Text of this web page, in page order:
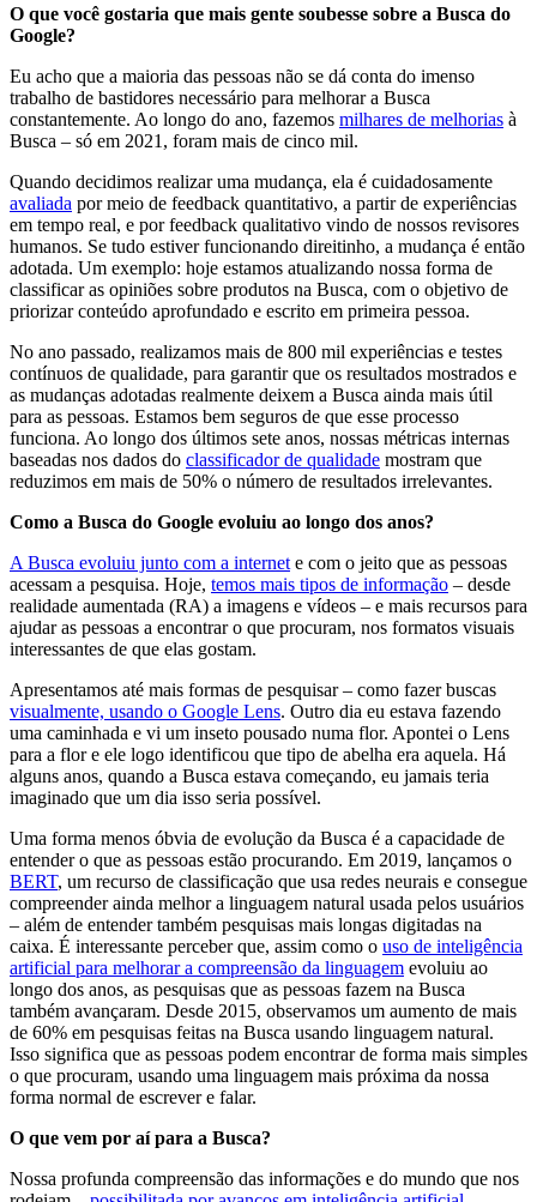
O que você gostaria que mais gente soubesse sobre a Busca do
Google?
Eu acho que a maioria das pessoas não se dá conta do imenso
trabalho de bastidores necessário para melhorar a Busca
constantemente. Ao longo do ano, fazemos milhares de melhorias à
Busca – só em 2021, foram mais de cinco mil.
Quando decidimos realizar uma mudança, ela é cuidadosamente
avaliada por meio de feedback quantitativo, a partir de experiências
em tempo real, e por feedback qualitativo vindo de nossos revisores
humanos. Se tudo estiver funcionando direitinho, a mudança é então
adotada. Um exemplo: hoje estamos atualizando nossa forma de
classificar as opiniões sobre produtos na Busca, com o objetivo de
priorizar conteúdo aprofundado e escrito em primeira pessoa.
No ano passado, realizamos mais de 800 mil experiências e testes
contínuos de qualidade, para garantir que os resultados mostrados e
as mudanças adotadas realmente deixem a Busca ainda mais útil
para as pessoas. Estamos bem seguros de que esse processo
funciona. Ao longo dos últimos sete anos, nossas métricas internas
baseadas nos dados do classificador de qualidade mostram que
reduzimos em mais de 50% o número de resultados irrelevantes.
Como a Busca do Google evoluiu ao longo dos anos?
A Busca evoluiu junto com a internet e com o jeito que as pessoas
acessam a pesquisa. Hoje, temos mais tipos de informação – desde
realidade aumentada (RA) a imagens e vídeos – e mais recursos para
ajudar as pessoas a encontrar o que procuram, nos formatos visuais
interessantes de que elas gostam.
Apresentamos até mais formas de pesquisar – como fazer buscas
visualmente, usando o Google Lens. Outro dia eu estava fazendo
uma caminhada e vi um inseto pousado numa flor. Apontei o Lens
para a flor e ele logo identificou que tipo de abelha era aquela. Há
alguns anos, quando a Busca estava começando, eu jamais teria
imaginado que um dia isso seria possível.
Uma forma menos óbvia de evolução da Busca é a capacidade de
entender o que as pessoas estão procurando. Em 2019, lançamos o
BERT, um recurso de classificação que usa redes neurais e consegue
compreender ainda melhor a linguagem natural usada pelos usuários
– além de entender também pesquisas mais longas digitadas na
caixa. É interessante perceber que, assim como o uso de inteligência
artificial para melhorar a compreensão da linguagem evoluiu ao
longo dos anos, as pesquisas que as pessoas fazem na Busca
também avançaram. Desde 2015, observamos um aumento de mais
de 60% em pesquisas feitas na Busca usando linguagem natural.
Isso significa que as pessoas podem encontrar de forma mais simples
o que procuram, usando uma linguagem mais próxima da nossa
forma normal de escrever e falar.
O que vem por aí para a Busca?
Nossa profunda compreensão das informações e do mundo que nos